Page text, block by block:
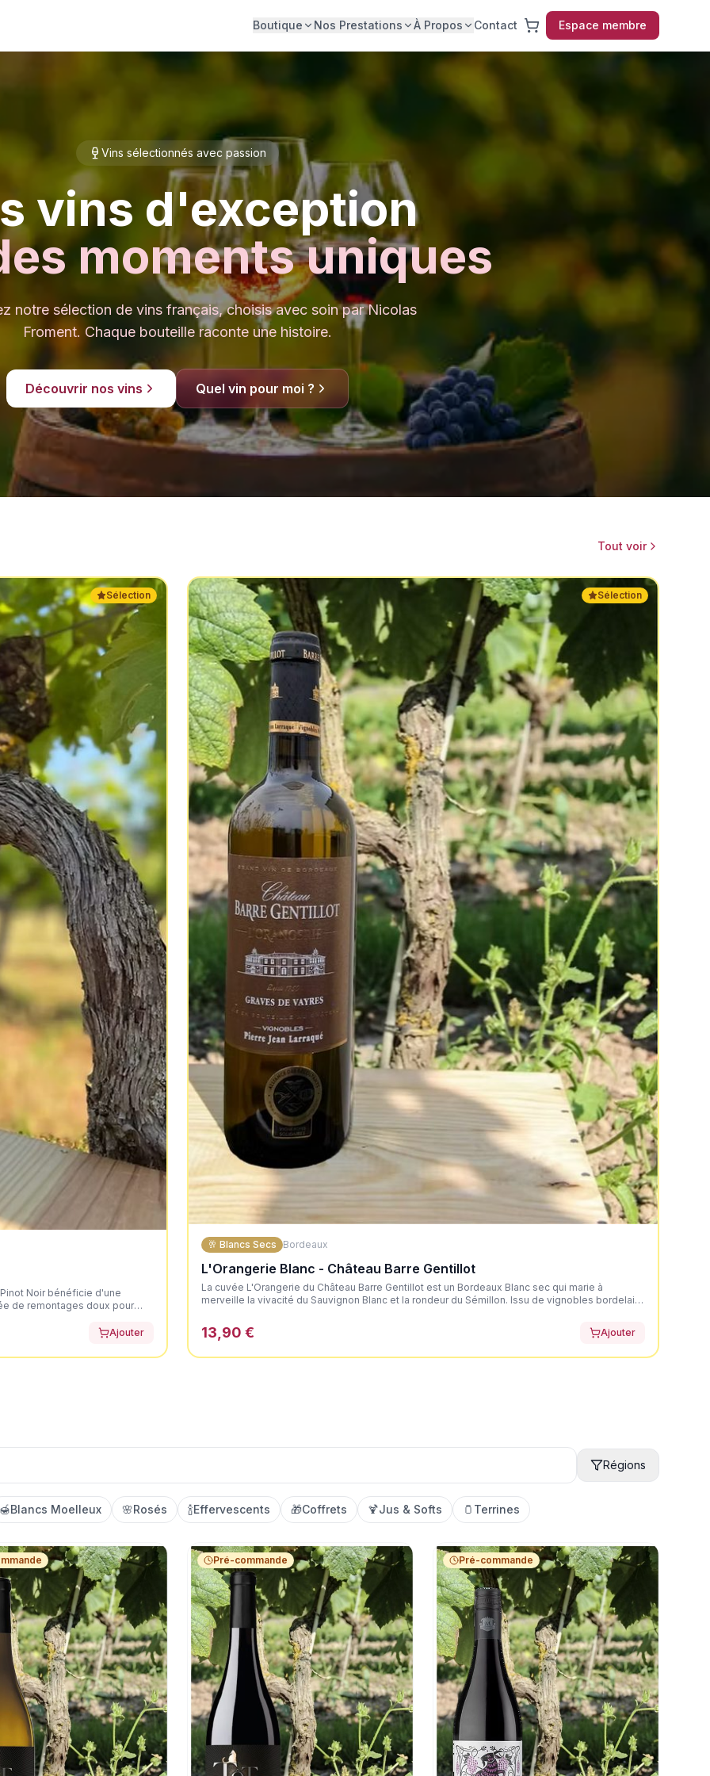
Boutique Nos Prestations À Propos Contact Espace membre
Vins sélectionnés avec passion
vins d'exception
moments uniques
notre sélection de vins français, choisis avec soin par Nicolas
Froment. Chaque bouteille raconte une histoire.
Découvrir nos vins Quel vin pour moi ?
Tout voir
Sélection
Noir bénéficie d'une
de remontages doux pour
très net, axé sur les fruits
portée par la fraîcheur
Ajouter
Sélection
🥂 Blancs Secs Bordeaux
L'Orangerie Blanc - Château Barre Gentillot
La cuvée L'Orangerie du Château Barre Gentillot est un Bordeaux Blanc sec qui marie à
merveille la vivacité du Sauvignon Blanc et la rondeur du Sémillon. Issu de vignobles bordelais
brillants. Au nez, il offre un bouquet expressif mêlant des arômes de fleurs blanches,
d'agrumes frais (pamplemousse, citron) et de légères notes de buis. En bouche, l'attaque est
13,90 € Ajouter
Régions
🍯Blancs Moelleux 🌸Rosés 🍾Effervescents 🎁Coffrets 🍹Jus & Softs 🫙 Terrines
Pré-commande Pré-commande